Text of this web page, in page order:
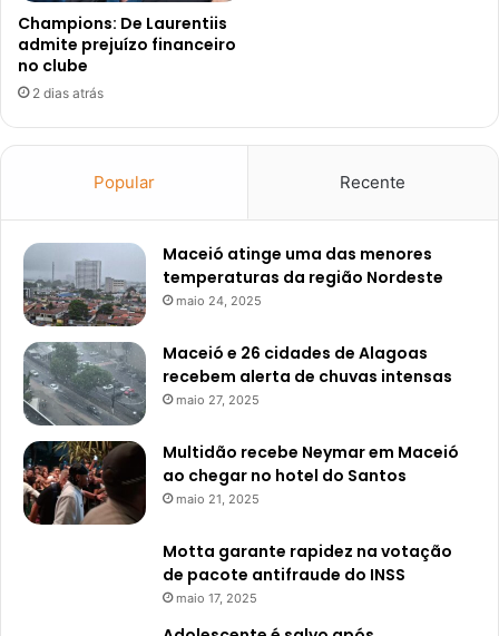
Champions: De Laurentiis
admite prejuízo financeiro
no clube
2 dias atrás
Popular Recente
Maceió atinge uma das menores
temperaturas da região Nordeste
maio 24, 2025
Maceió e 26 cidades de Alagoas
recebem alerta de chuvas intensas
maio 27, 2025
Multidão recebe Neymar em Maceió
ao chegar no hotel do Santos
maio 21, 2025
Motta garante rapidez na votação
de pacote antifraude do INSS
maio 17, 2025